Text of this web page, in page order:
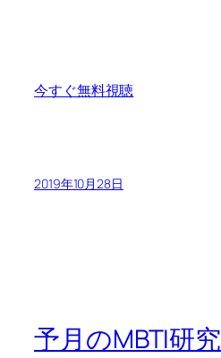
今すぐ無料視聴
2019年10月28日
予月のMBTI研